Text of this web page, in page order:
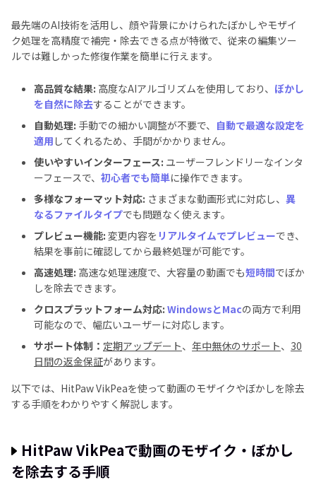
最先端のAI技術を活用し、顔や背景にかけられたぼかしやモザイ
ク処理を高精度で補完・除去できる点が特徴で、従来の編集ツー
ルでは難しかった修復作業を簡単に行えます。
高品質な結果: 高度なAIアルゴリズムを使用しており、 ぼかし
を自然に除去することができます。
自動処理: 手動での細かい調整が不要で、 自動で最適な設定を
適用 してくれるため、手間がかかりません。
使いやすいインターフェース: ユーザーフレンドリーなインタ
ーフェースで、 初心者でも簡単に操作できます。
多様なフォーマット対応: さまざまな動画形式に対応し、 異
なるファイルタイプでも問題なく使えます。
プレビュー機能: 変更内容を リアルタイムでプレビューでき、
結果を事前に確認してから最終処理が可能です。
高速処理: 高速な処理速度で、大容量の動画でも短時間でぼか
しを除去できます。
クロスプラットフォーム対応: WindowsとMacの両方で利用
可能なので、幅広いユーザーに対応します。
サポート体制： 定期アップデート、 年中無休のサポート、 30
日間の返金保証があります。
以下では、HitPaw VikPeaを使って動画のモザイクやぼかしを除去
する手順をわかりやすく解説します。
HitPaw VikPeaで動画のモザイク・ぼかし
を除去する手順